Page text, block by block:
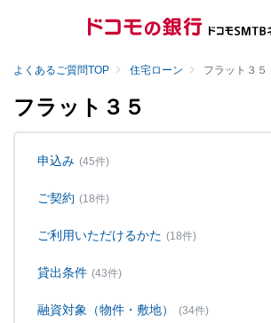
よくあるご質問TOP 住宅ローン フラット３５
フラット３５
申込み (45件)
ご契約 (18件)
ご利用いただけるかた (18件)
貸出条件 (43件)
融資対象（物件・敷地） (34件)